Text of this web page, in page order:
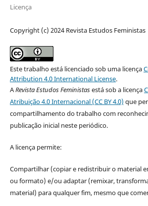
Licença
Copyright (c) 2024 Revista Estudos Feministas
Este trabalho está licenciado sob uma licença
Attribution 4.0 International License.
ARevista Estudos Feministasestá sob a licença
Atribuição 4.0 Internacional (CC BY 4.0) que
compartilhamento do trabalho com
publicação inicial neste periódico.
A licença permite:
Compartilhar (copiar e redistribuir o material
ou formato) e/ou adaptar (remixar,
material) para qualquer fim, mesmo que